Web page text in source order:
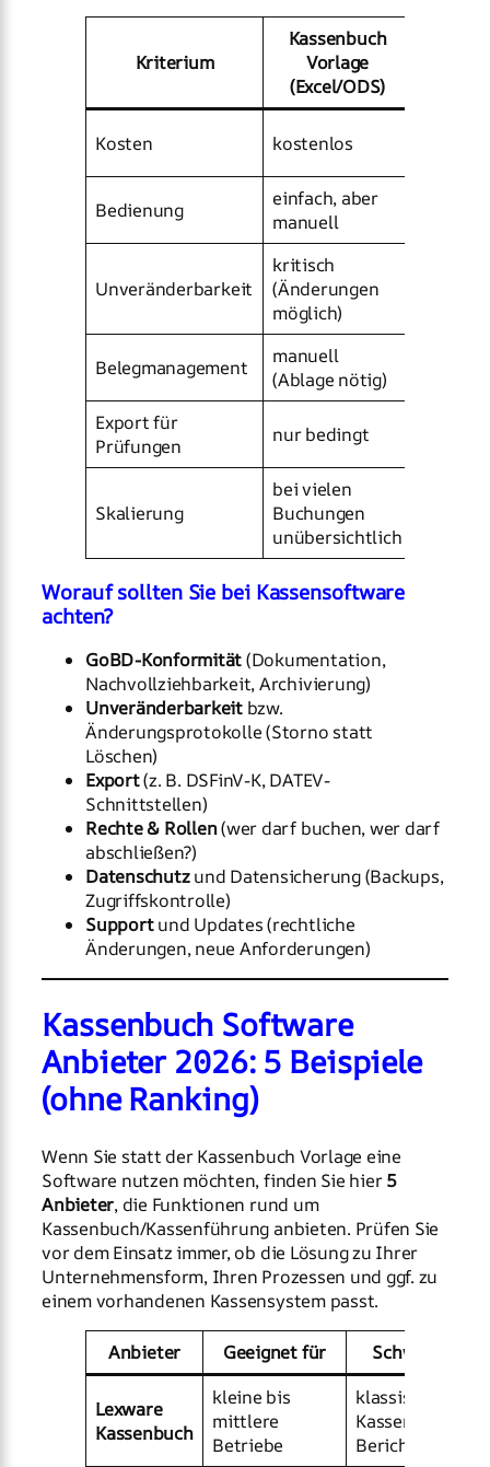
Kriterium
Kassenbuch
Vorlage
(Excel/ODS)
Kosten kostenlos
Bedienung
einfach, aber
manuell
Unveränderbarkeit
kritisch
(Änderungen
möglich)
Belegmanagement
manuell
(Ablage nötig)
Export für
Prüfungen
nur bedingt
Skalierung
bei vielen
Buchungen
unübersichtlich
Worauf sollten Sie bei Kassensoftware
achten?
GoBD-Konformität(Dokumentation,
Nachvollziehbarkeit, Archivierung)
Unveränderbarkeitbzw.
Änderungsprotokolle (Storno statt
Löschen)
Export(z. B. DSFinV-K, DATEV-
Schnittstellen)
Rechte & Rollen(wer darf buchen, wer darf
abschließen?)
Datenschutzund Datensicherung (Backups,
Zugriffskontrolle)
Supportund Updates (rechtliche
Änderungen, neue Anforderungen)
Kassenbuch Software
Anbieter 2026: 5 Beispiele
(ohne Ranking)
Wenn Sie statt der Kassenbuch Vorlage eine
Software nutzen möchten, finden Sie hier5
Anbieter, die Funktionen rund um
Kassenbuch/Kassenführung anbieten. Prüfen Sie
vor dem Einsatz immer, ob die Lösung zu Ihrer
Unternehmensform, Ihren Prozessen und ggf. zu
einem vorhandenen Kassensystem passt.
Anbieter Geeignet für Schwerpunkt
Lexware
Kassenbuch
kleine bis
mittlere
Betriebe
klassisches
Kassenbuch,
Berichte